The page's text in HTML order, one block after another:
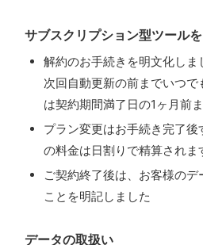
サブスクリプション型ツール
解約のお手続きを明文化し
次回自動更新の前までいつ
は契約期間満了日の1ヶ月前
プラン変更はお手続き完了
の料金は日割りで精算されま
ご契約終了後は、お客様の
ことを明記しました
データの取扱い